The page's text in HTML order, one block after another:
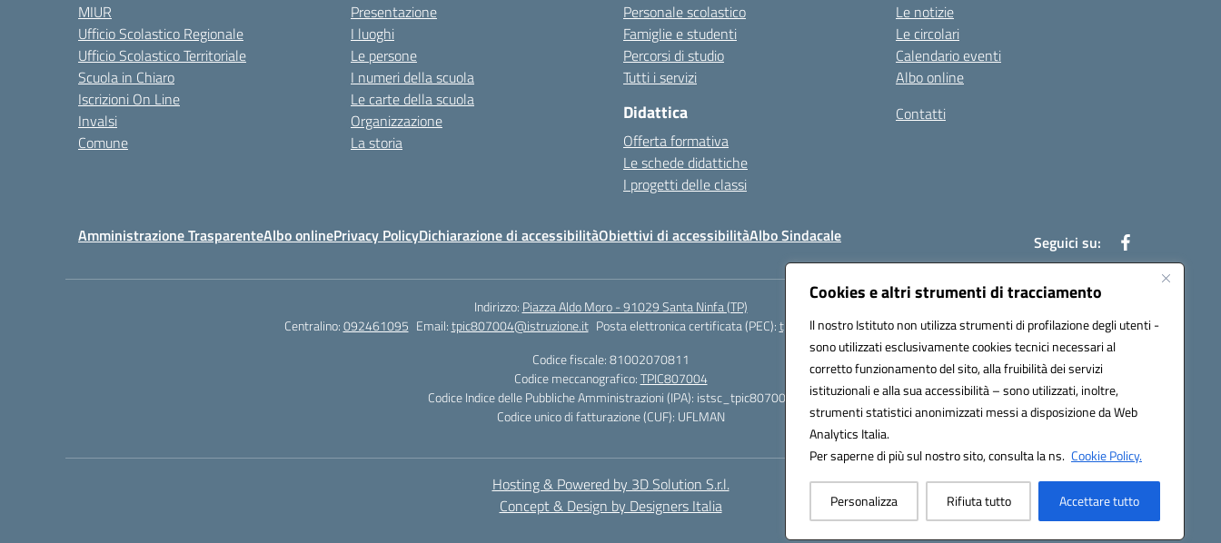
Cookies e altri strumenti di tracciamento
Il nostro Istituto non utilizza strumenti di profilazione degli utenti -
sono utilizzati esclusivamente cookies tecnici necessari al
corretto funzionamento del sito, alla fruibilità dei servizi
istituzionali e alla sua accessibilità – sono utilizzati, inoltre,
strumenti statistici anonimizzati messi a disposizione da Web
Analytics Italia.
Per saperne di più sul nostro sito, consulta la ns. Cookie Policy.
Personalizza Rifiuta tutto Accettare tutto
MIUR
Ufficio Scolastico Regionale
Ufficio Scolastico Territoriale
Scuola in Chiaro
Iscrizioni On Line
Invalsi
Comune
Presentazione
I luoghi
Le persone
I numeri della scuola
Le carte della scuola
Organizzazione
La storia
Personale scolastico
Famiglie e studenti
Percorsi di studio
Tutti i servizi
Didattica
Offerta formativa
Le schede didattiche
I progetti delle classi
Le notizie
Le circolari
Calendario eventi
Albo online
Contatti
Amministrazione TrasparenteAlbo onlinePrivacy PolicyDichiarazione di accessibilitàObiettivi di accessibilitàAlbo Sindacale Seguici su:
Indirizzo: Piazza Aldo Moro - 91029 Santa Ninfa (TP)
Centralino:092461095 Email:tpic807004@istruzione.it Posta elettronica certificata (PEC):tpic807004@pec.istruzione.it
Codice fiscale: 81002070811
Codice meccanografico:TPIC807004
Codice Indice delle Pubbliche Amministrazioni (IPA): istsc_tpic807004
Codice unico di fatturazione (CUF): UFLMAN
Hosting & Powered by 3D Solution S.r.l.
Concept & Design by Designers Italia